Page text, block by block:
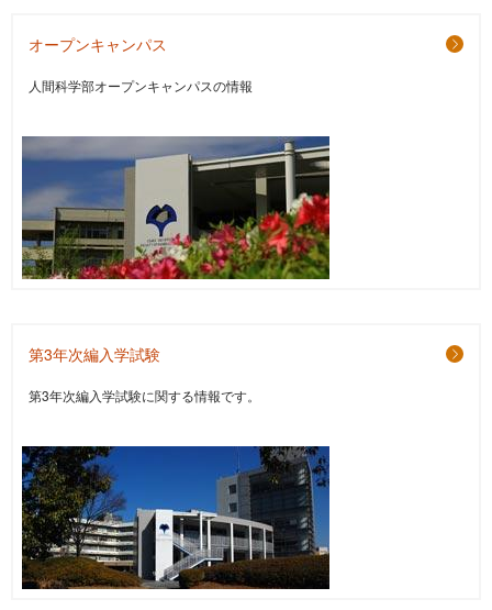
オープンキャンパス
人間科学部オープンキャンパスの情報
第3年次編入学試験
第3年次編入学試験に関する情報です。